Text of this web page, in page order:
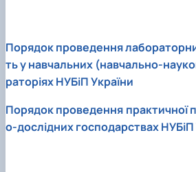
Порядок проведення
ть у навчальних (навчально-
раторіях НУБіП України
Порядок проведення практичної
о-дослідних господарствax НУБіП